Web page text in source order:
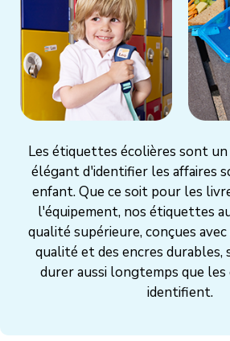
Les étiquettes écolières sont
élégant d'identifier les affaires
enfant. Que ce soit pour les
l'équipement, nos étiquettes
qualité supérieure, conçues
qualité et des encres
durer aussi longtemps que
identifient.